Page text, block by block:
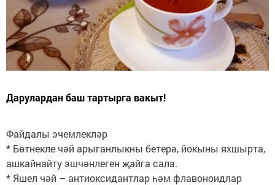
Дарулардан баш тартырга вакыт!
Файдалы эчемлекләр
* Бөтнекле чәй арыганлыкны бетерә, йокыны яхшырта,
ашкайнайту эшчәнлеген җайга сала.
* Яшел чәй – антиоксидантлар һәм флавоноидлар